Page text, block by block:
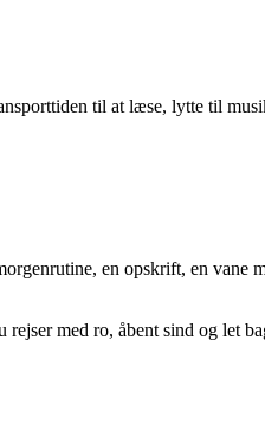
til at læse, lytte til
en opskrift, en vane
med ro, åbent sind og let